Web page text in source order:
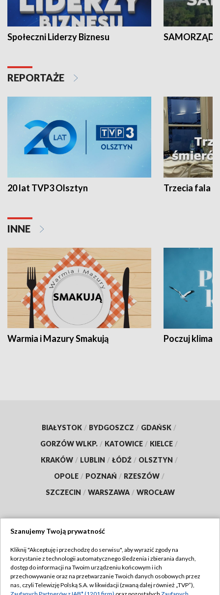
Społeczni Liderzy Biznesu SAMORZĄD
REPORTAŻE
20 lat TVP3 Olsztyn Trzecia fala -
INNE
Warmia i Mazury Smakują Poczuj klimat
BIAŁYSTOK / BYDGOSZCZ / GDAŃSK /
GORZÓW WLKP. / KATOWICE / KIELCE /
KRAKÓW / LUBLIN / ŁÓDŹ / OLSZTYN /
OPOLE / POZNAŃ / RZESZÓW /
SZCZECIN / WARSZAWA / WROCŁAW
TVP
Abonament TVP
Emisja w TVP
Regulamin TVP
Szanujemy Twoją prywatność
Kliknij "Akceptuję i przechodzę do serwisu", aby wyrazić zgody na
korzystanie z technologii automatycznego śledzenia i zbierania danych,
dostęp do informacji na Twoim urządzeniu końcowym i ich
przechowywanie oraz na przetwarzanie Twoich danych osobowych przez
nas, czyli Telewizję Polską S.A. w likwidacji (zwaną dalej również „TVP”),